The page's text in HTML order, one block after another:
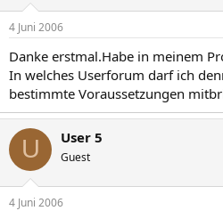
4 Juni 2006
Danke erstmal.Habe in meinem
In welches Userforum darf ich
bestimmte Voraussetzungen
U User 5
Guest
4 Juni 2006